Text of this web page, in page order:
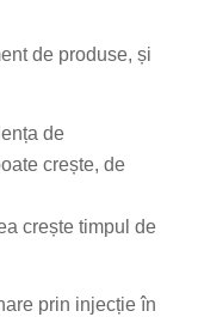
de produse, și
de
crește, de
crește timpul de
prin injecție în